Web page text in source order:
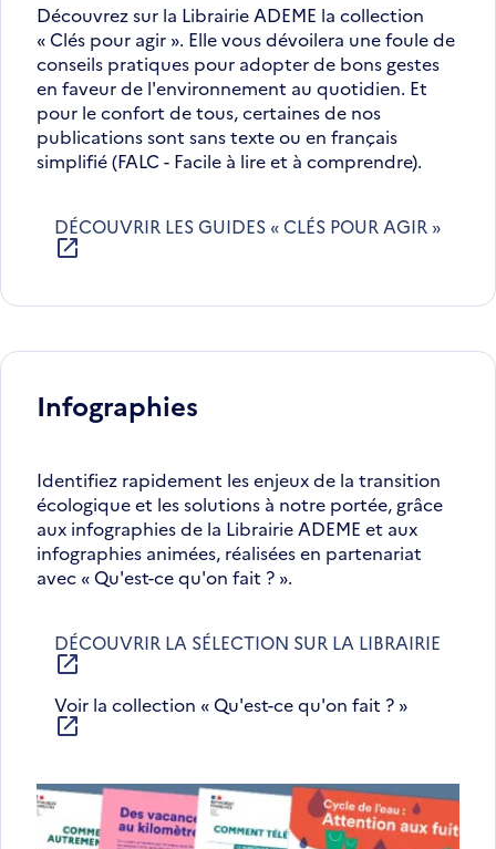
Découvrez sur la Librairie ADEME la collection
« Clés pour agir ». Elle vous dévoilera une foule de
conseils pratiques pour adopter de bons gestes
en faveur de l'environnement au quotidien. Et
pour le confort de tous, certaines de nos
publications sont sans texte ou en français
simplifié (FALC - Facile à lire et à comprendre).
DÉCOUVRIR LES GUIDES « CLÉS POUR AGIR »
UNE
Infographies
Identifiez rapidement les enjeux de la transition
écologique et les solutions à notre portée, grâce
aux infographies de la Librairie ADEME et aux
infographies animées, réalisées en partenariat
avec « Qu'est-ce qu'on fait ? ».
DÉCOUVRIR LA SÉLECTION SUR LA LIBRAIRIE
DANS
UNE
NOUVELLE
Voir la collection « Qu'est-ce qu'on fait ? »
une
nouvelle
fenêtre